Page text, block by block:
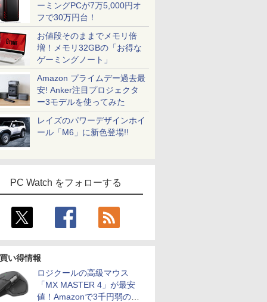
ーミングPCが7万5,000円オ
フで30万円台！
お値段そのままでメモリ倍
増！メモリ32GBの「お得な
ゲーミングノート」
Amazon プライムデー過去最
安! Anker注目プロジェクタ
ー3モデルを使ってみた
レイズのパワーデザインホイ
ール「M6」に新色登場!!
PC Watch をフォローする
い得情報
ロジクールの高級マウス
「MX MASTER 4」が最安
値！Amazonで3千円弱の割